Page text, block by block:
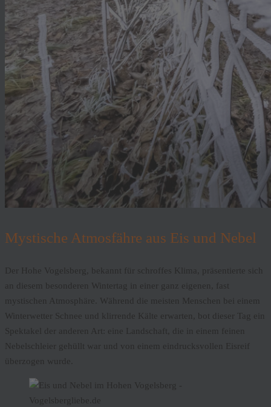
Mystische Atmosfähre aus Eis und Nebel
Der Hohe Vogelsberg, bekannt für schroffes Klima, präsentierte sich
an diesem besonderen Wintertag in einer ganz eigenen, fast
mystischen Atmosphäre. Während die meisten Menschen bei einem
Winterwetter Schnee und klirrende Kälte erwarten, bot dieser Tag ein
Spektakel der anderen Art: eine Landschaft, die in einem feinen
Nebelschleier gehüllt war und von einem eindrucksvollen Eisreif
überzogen wurde.